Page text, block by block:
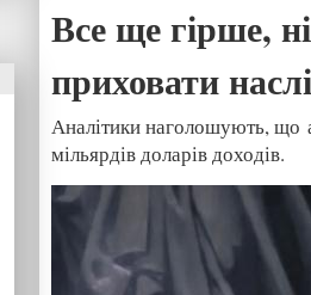
Все ще гірше,
приховати
Аналітики наголошують, що
мільярдів доларів доходів.